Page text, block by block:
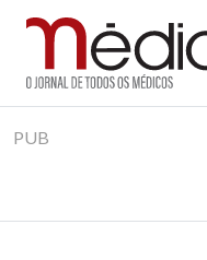
to
Jornal Médico
Médico – O Jornal de
realmente contam! Tudo
PUB